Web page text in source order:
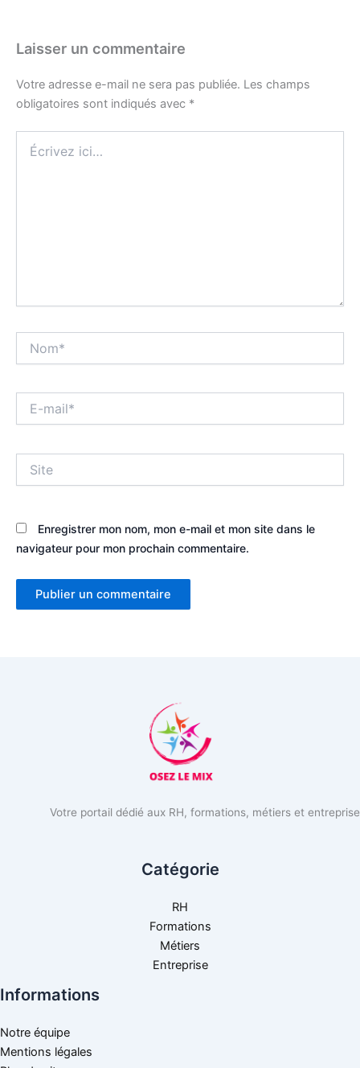
Laisser un commentaire
Votre adresse e-mail ne sera pas publiée. Les champs
obligatoires sont indiqués avec *
ici…
mail*
Enregistrer mon nom, mon e-mail et mon site dans le
navigateur pour mon prochain commentaire.
Votre portail dédié aux RH, formations, métiers et entreprise
Catégorie
RH
Formations
Métiers
Entreprise
Informations
Notre équipe
Mentions légales